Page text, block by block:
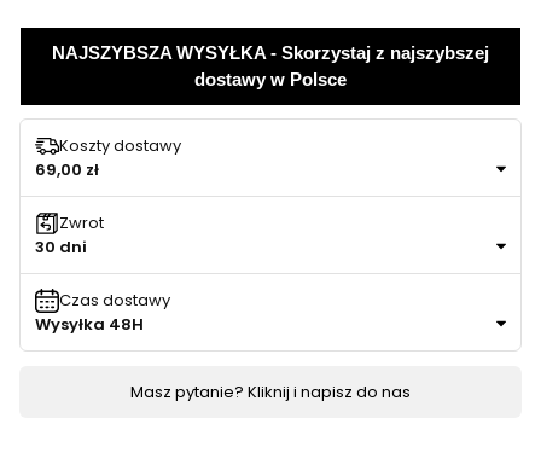
NAJSZYBSZA WYSYŁKA - Skorzystaj z najszybszej
dostawy w Polsce
Koszty dostawy
69,00 zł
Zwrot
30 dni
Czas dostawy
Wysyłka 48H
Masz pytanie? Kliknij i napisz do nas